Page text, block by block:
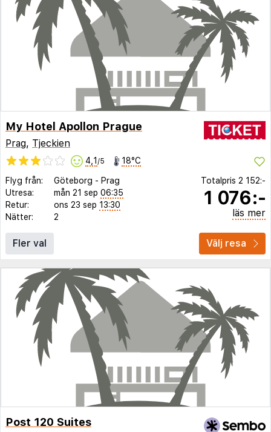
My Hotel Apollon Prague
Prag, Tjeckien
4,1 /5 18°C
Flyg från: Göteborg - Prag
Utresa:
mån 21 sep 06:35
Retur:
ons 23 sep 13:30
Nätter:
2
Totalpris 2 152:-
1 076:-
läs mer
Fler val Välj resa
Post 120 Suites